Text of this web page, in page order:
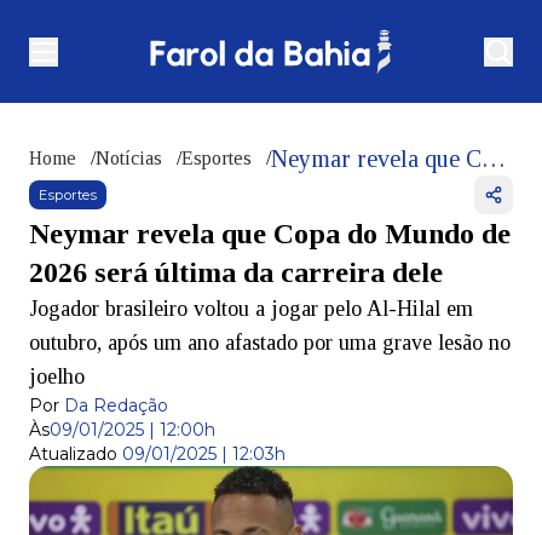
Home /Notícias /Esportes / Neymar revela que Copa do Mundo de 2026 será última da carreira dele
Esportes
Neymar revela que Copa do Mundo de
2026 será última da carreira dele
Jogador brasileiro voltou a jogar pelo Al-Hilal em
outubro, após um ano afastado por uma grave lesão no
joelho
Por Da Redação
Às09/01/2025 | 12:00h
Atualizado 09/01/2025 | 12:03h